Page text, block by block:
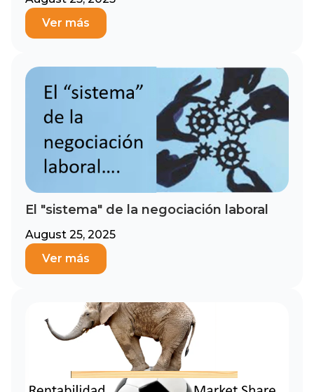
Ver más
El "sistema"​ de la negociación laboral
August 25, 2025
Ver más